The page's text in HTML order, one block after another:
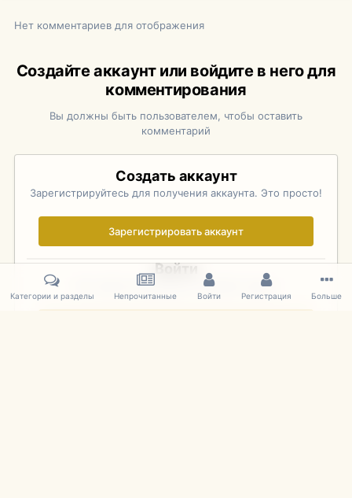
Нет комментариев для отображения
Создайте аккаунт или войдите в него для
комментирования
Вы должны быть пользователем, чтобы оставить
комментарий
Создать аккаунт
Зарегистрируйтесь для получения аккаунта. Это просто!
Зарегистрировать аккаунт
Войти
Уже зарегистрированы? Войдите здесь.
Категории и разделы Непрочитанные Войти Регистрация Больше